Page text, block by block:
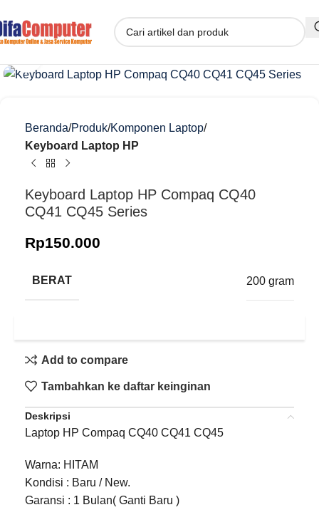
Beranda Produk Komponen Laptop
Keyboard Laptop HP
Keyboard Laptop HP Compaq CQ40
CQ41 CQ45 Series
Rp150.000
BERAT 200 gram
Add to compare
Tambahkan ke daftar keinginan
Deskripsi
Laptop HP Compaq CQ40 CQ41 CQ45
Warna: HITAM
Kondisi : Baru / New.
Garansi : 1 Bulan( Ganti Baru )